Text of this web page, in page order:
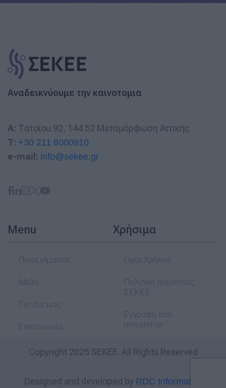
Αναδεικνύουμε την καινοτομια
A: Τατοϊου 92, 144 52 Μεταμόρφωση Αττικής
T: +30 211 8000910
e-mail: info@sekee.gr
Menu Χρήσιμα
Copyright 2025 SEKEE. All Rights Reserved
Designed and developed by RDC Informatics